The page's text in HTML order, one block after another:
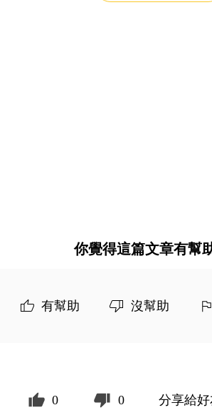
你覺得這篇文章有幫
有幫助 沒幫助
0 0 分享給好